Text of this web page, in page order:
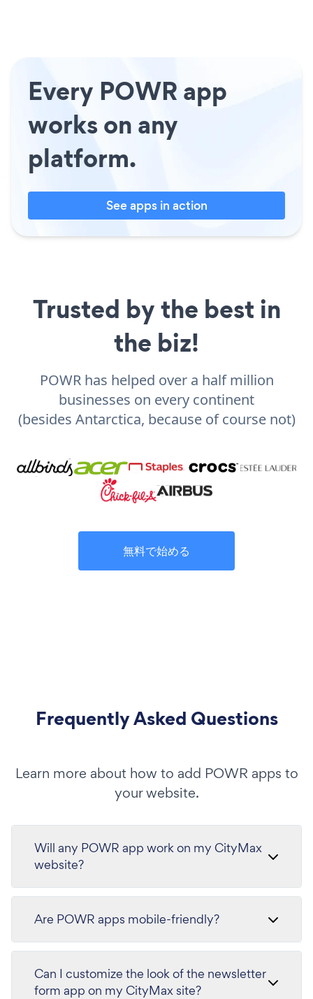
Every POWR app
works on any
platform.
See apps in action
Trusted by the best in
the biz!
POWR has helped over a half million
businesses on every continent
(besides Antarctica, because of course not)
無料で始める
Frequently Asked Questions
Learn more about how to add POWR apps to
your website.
Will any POWR app work on my CityMax
website?
Are POWR apps mobile-friendly?
Can I customize the look of the newsletter
form app on my CityMax site?